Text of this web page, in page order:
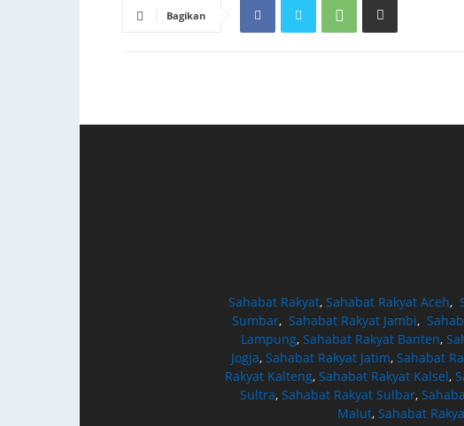
Bagikan
Sahabat Rakyat, Sahabat Rakyat Aceh,
Sumbar,Sahabat Rakyat Jambi,
Lampung, Sahabat Rakyat Banten,
Jogja, Sahabat Rakyat Jatim, Sahabat
Rakyat Kalteng, Sahabat Rakyat Kalsel,
Sultra, Sahabat Rakyat Sulbar,
Malut, Sahabat